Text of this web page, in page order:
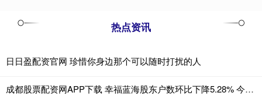
热点资讯
日日盈配资官网 珍惜你身边那个可以随时打扰的人
成都股票配资网APP下载 幸福蓝海股东户数环比下降5.28% 今日大涨3.56%